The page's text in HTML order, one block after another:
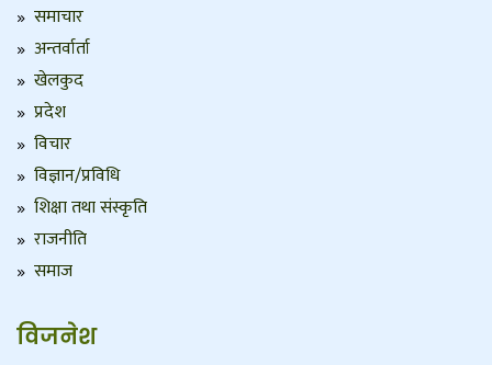
समाचार
अन्तर्वार्ता
खेलकुद
प्रदेश
विचार
विज्ञान/प्रविधि
शिक्षा तथा संस्कृति
राजनीति
समाज
विजनेश